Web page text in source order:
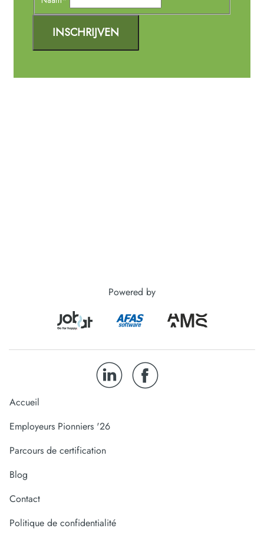
Powered by
Accueil
Employeurs Pionniers '26
Parcours de certification
Blog
Contact
Politique de confidentialité